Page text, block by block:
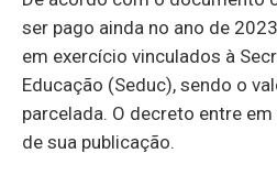
ser pago ainda no ano de
em exercício vinculados à
Educação (Seduc), sendo o
parcelada. O decreto entre
de sua publicação.